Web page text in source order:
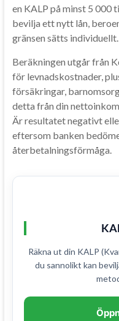
en KALP på minst 5 000
bevilja ett nytt lån,
gränsen sätts individuellt.
Beräkningen utgår från
för levnadskostnader,
försäkringar,
detta från din
Är resultatet negativt
eftersom banken
återbetalningsförmåga.
Räkna ut din KALP
du sannolikt kan